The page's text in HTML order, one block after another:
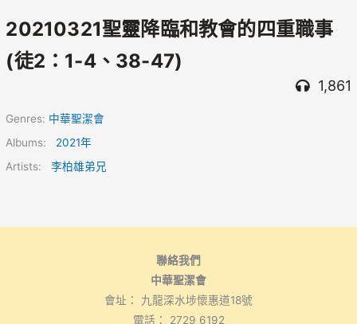
20210321聖靈降臨和教會的四重職事
(徒2：1-4、38-47)
1,861
Genres: 中華聖潔會
Albums: 2021年
Artists:李柏雄弟兄
聯絡我們
中華聖潔會
會址： 九龍深水埗懷惠道18號
電話： 2729 6192